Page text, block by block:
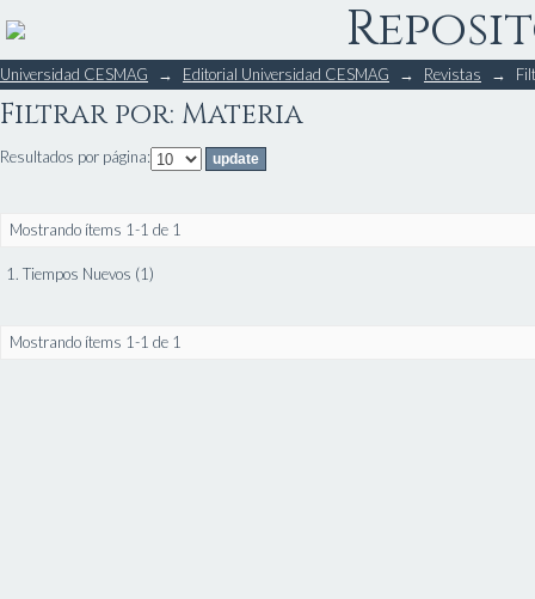
Filtrar por: Materia
Universidad CESMAG → Editorial Universidad CESMAG → Revistas →
Filtrar por: Materia
Resultados por página:
Mostrando ítems 1-1 de 1
1. Tiempos Nuevos (1)
Mostrando ítems 1-1 de 1